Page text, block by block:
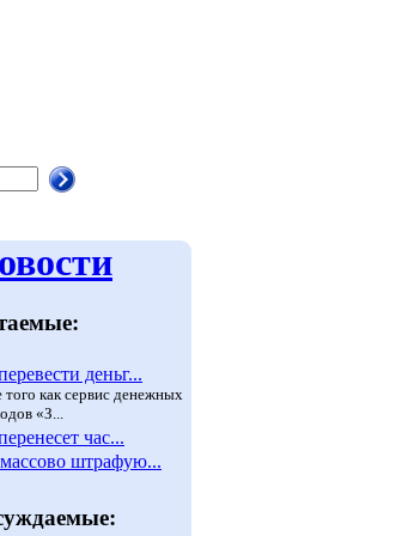
деньг...
того как сервис денежных
«З...
час...
штрафую...